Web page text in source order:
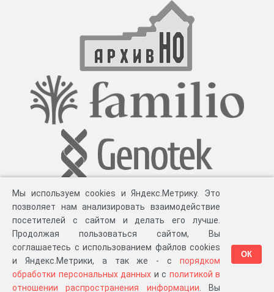
Разработка компании «Великіе предки», 2023-2026 гг. Блог.Суть проекта
Персональные данные.Распространение информации . ЧаВО. Сборка 111.35
Мы используем cookies и Яндекс.Метрику. Это
позволяет нам анализировать взаимодействие
посетителей с сайтом и делать его лучше.
Продолжая пользоваться сайтом, Вы
соглашаетесь с использованием файлов cookies
и Яндекс.Метрики, а так же - с порядком
обработки персональных данных и с политикой в
отношении распространения информации . Вы
ОК